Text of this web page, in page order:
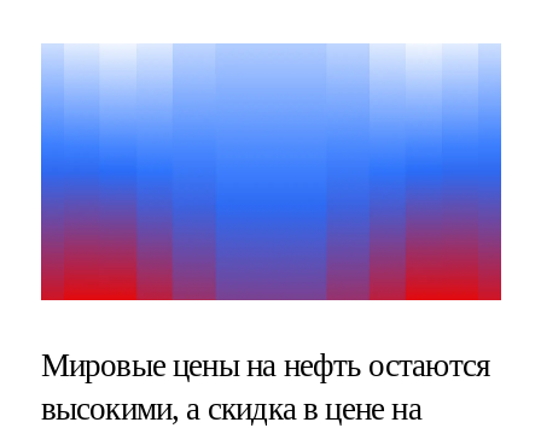
Мировые цены на нефть остаются
высокими, а скидка в цене на